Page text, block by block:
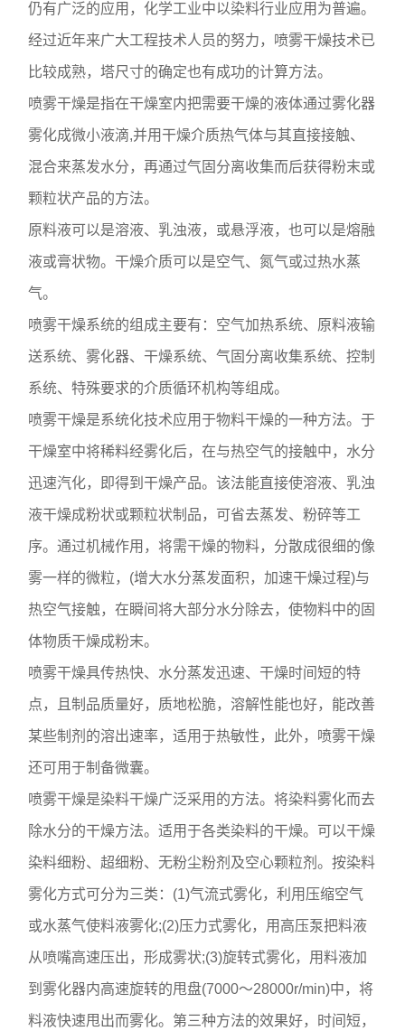
仍有广泛的应用，化学工业中以染料行业应用为普遍。
经过近年来广大工程技术人员的努力，喷雾干燥技术已
比较成熟，塔尺寸的确定也有成功的计算方法。
喷雾干燥是指在干燥室内把需要干燥的液体通过雾化器
雾化成微小液滴,并用干燥介质热气体与其直接接触、
混合来蒸发水分，再通过气固分离收集而后获得粉末或
颗粒状产品的方法。
原料液可以是溶液、乳浊液，或悬浮液，也可以是熔融
液或膏状物。干燥介质可以是空气、氮气或过热水蒸
气。
喷雾干燥系统的组成主要有：空气加热系统、原料液输
送系统、雾化器、干燥系统、气固分离收集系统、控制
系统、特殊要求的介质循环机构等组成。
喷雾干燥是系统化技术应用于物料干燥的一种方法。于
干燥室中将稀料经雾化后，在与热空气的接触中，水分
迅速汽化，即得到干燥产品。该法能直接使溶液、乳浊
液干燥成粉状或颗粒状制品，可省去蒸发、粉碎等工
序。通过机械作用，将需干燥的物料，分散成很细的像
雾一样的微粒，(增大水分蒸发面积，加速干燥过程)与
热空气接触，在瞬间将大部分水分除去，使物料中的固
体物质干燥成粉末。
喷雾干燥具传热快、水分蒸发迅速、干燥时间短的特
点，且制品质量好，质地松脆，溶解性能也好，能改善
某些制剂的溶出速率，适用于热敏性，此外，喷雾干燥
还可用于制备微囊。
喷雾干燥是染料干燥广泛采用的方法。将染料雾化而去
除水分的干燥方法。适用于各类染料的干燥。可以干燥
染料细粉、超细粉、无粉尘粉剂及空心颗粒剂。按染料
雾化方式可分为三类：(1)气流式雾化，利用压缩空气
或水蒸气使料液雾化;(2)压力式雾化，用高压泵把料液
从喷嘴高速压出，形成雾状;(3)旋转式雾化，用料液加
到雾化器内高速旋转的甩盘(7000～28000r/min)中，将
料液快速甩出而雾化。第三种方法的效果好，时间短，